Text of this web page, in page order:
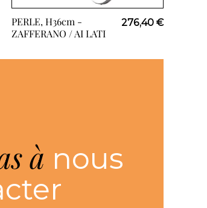
PERLE, H36cm -
ZAFFERANO / AI LATI
276,40 €
à nous